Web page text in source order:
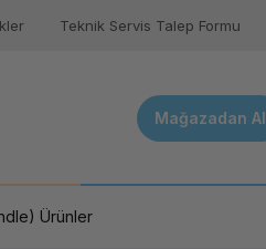
Teknik Servis Talep Formu
Mağazadan Al
Ürünler